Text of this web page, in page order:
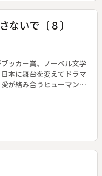
いて語る「私のルール」
制度』は絶対ではない」
方、角田は世の中には１
それぞれのルール、そし
、語る。
いで〔８〕
ッカー賞、ノーベル文学
本に舞台を変えてドラマ
が絡み合うヒューマンラ
日～３月１８日放送、全
）の希望もあって、恭子
美和の３人は陽光学苑が
は陽光の面影はなく、提
話に花を咲かせるが、席
の中まで探しに行く。そ
もかかわらず、異様に静